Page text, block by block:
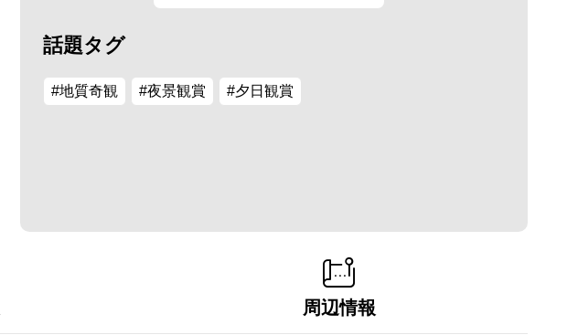
話題タグ
#地質奇観 #夜景観賞 #夕日観賞
周辺情報